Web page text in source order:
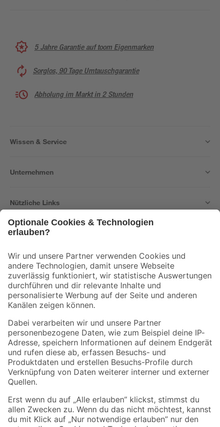
5 Jahre Garantie auf toom Eigenmarken
Sorglos, 90 Tage Umtauschgarantie
Abholung im Markt in 2 Stunden
Wissen & Service
Unternehmen
Nützliche Links
Der toom Newsletter: Keine Angebote und Aktionen mehr verpassen!
Zur Newsletter Anmeldung
Folge uns
Zahlungsarten Versandarten
Sicher einkaufen
Jetzt die toom-App herunterladen